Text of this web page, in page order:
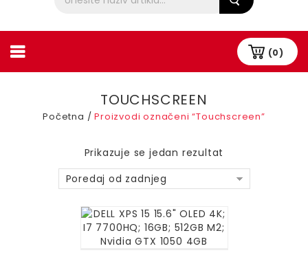
(0)
TOUCHSCREEN
Početna /Proizvodi označeni “Touchscreen”
Prikazuje se jedan rezultat
Poredaj od zadnjeg